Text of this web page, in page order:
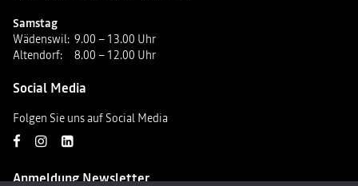
Samstag
Wädenswil: 9.00 – 13.00 Uhr
Altendorf:
8.00 – 12.00 Uhr
Social Media
Folgen Sie uns auf Social Media
Anmeldung Newsletter